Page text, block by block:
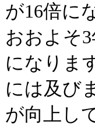
が16倍に
おおよそ
になりま
には及び
が向上し